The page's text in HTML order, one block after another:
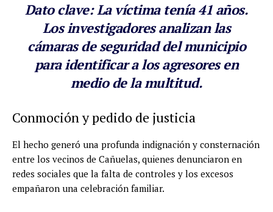
Dato clave:La víctima tenía 41 años.
Los investigadores analizan las
cámaras de seguridad del municipio
para identificar a los agresores en
medio de la multitud.
Conmoción y pedido de justicia
El hecho generó una profunda indignación y consternación
entre los vecinos de Cañuelas, quienes denunciaron en
redes sociales que la falta de controles y los excesos
empañaron una celebración familiar.